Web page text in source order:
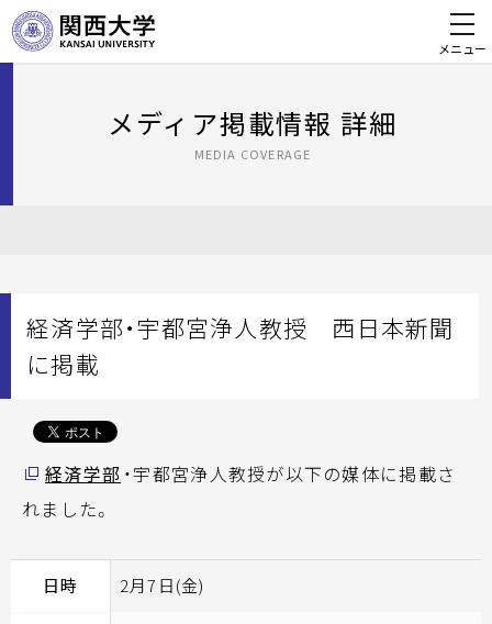
メニュー
メディア掲載情報 詳細
MEDIA COVERAGE
経済学部・宇都宮浄人教授 西日本新聞
に掲載
経済学部 ・宇都宮浄人教授が以下の媒体に掲載さ
れました。
日時 2月7日(金)